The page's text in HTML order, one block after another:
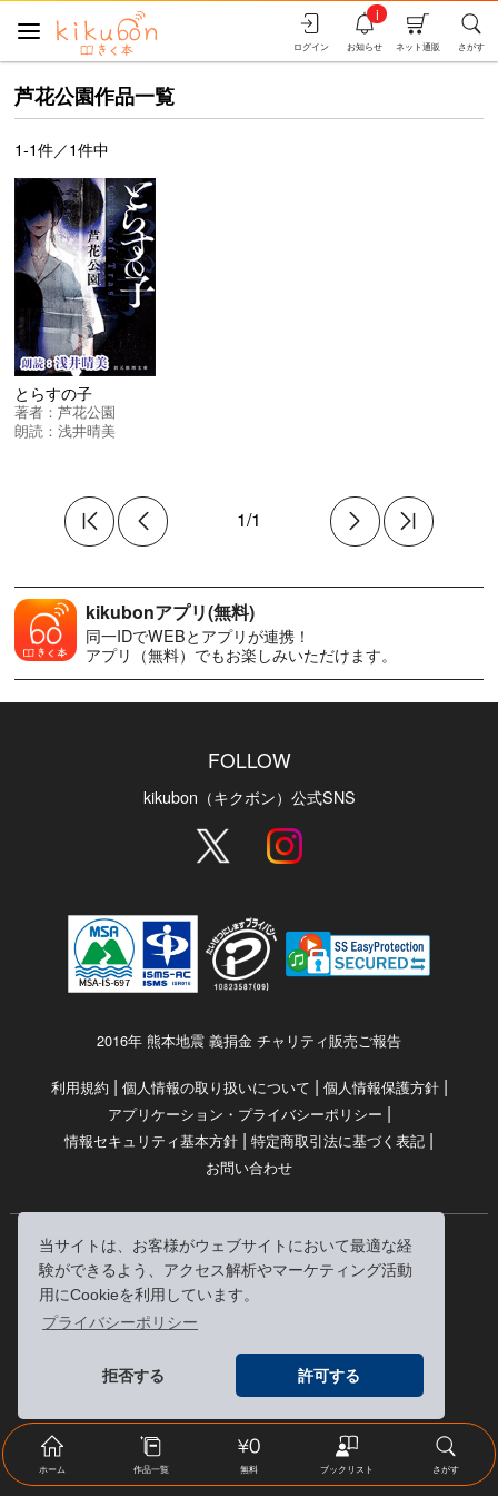
当サイトは、お客様がウェブサイトにおいて最適な経
験ができるよう、アクセス解析やマーケティング活動
用にCookieを利用しています。
プライバシーポリシー
拒否する 許可する
さがす
ネット通販
お知らせ
i
ログイン
芦花公園作品一覧
1-1件／1件中
とらすの子
著者：芦花公園
朗読：浅井晴美
1/1
kikubonアプリ(無料)
同一IDでWEBとアプリが連携！
アプリ（無料）でもお楽しみいただけます。
FOLLOW
kikubon（キクボン）公式SNS
2016年 熊本地震 義捐金 チャリティ販売ご報告
利用規約 | 個人情報の取り扱いについて | 個人情報保護方針|
アプリケーション・プライバシーポリシー |
情報セキュリティ基本方針 | 特定商取引法に基づく表記 |
お問い合わせ
© RRJ Inc.
（kikubon/キクボン/きく本/きくほん/キクホン）は
株式会社RRJの登録商標です。
ホーム 作品一覧 無料 ブックリスト さがす